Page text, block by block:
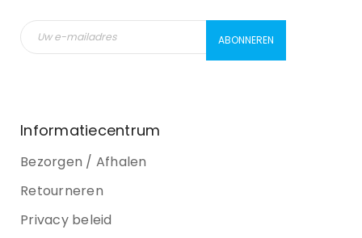
Informatiecentrum
Bezorgen / Afhalen
Retourneren
Privacy beleid